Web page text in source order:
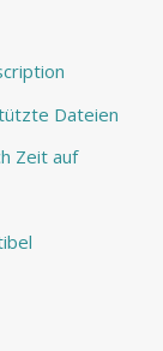
Dateien
Zeit auf